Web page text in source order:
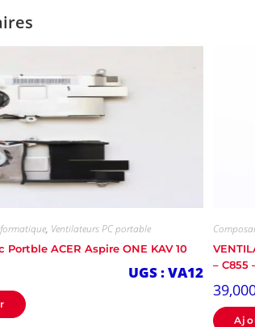
UGS : VA12
, Ventilateurs PC portable
Portble ACER Aspire ONE KAV 10
– C855